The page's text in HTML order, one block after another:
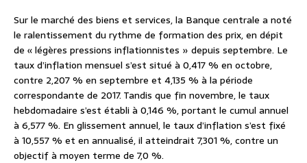
Sur le marché des biens et services, la Banque centrale a noté
le ralentissement du rythme de formation des prix, en dépit
de « légères pressions inflationnistes » depuis septembre. Le
taux d’inflation mensuel s’est situé à 0,417 % en octobre,
contre 2,207 % en septembre et 4,135 % à la période
correspondante de 2017. Tandis que fin novembre, le taux
hebdomadaire s’est établi à 0,146 %, portant le cumul annuel
à 6,577 %. En glissement annuel, le taux d’inflation s’est fixé
à 10,557 % et en annualisé, il atteindrait 7,301 %, contre un
objectif à moyen terme de 7,0 %.